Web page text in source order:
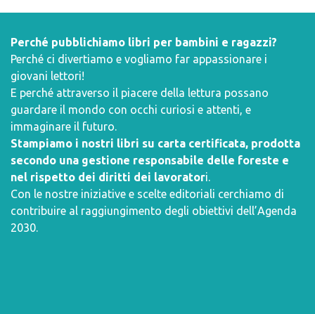
Perché pubblichiamo libri per bambini e ragazzi?
Perché ci divertiamo e vogliamo far appassionare i
giovani lettori!
E perché attraverso il piacere della lettura possano
guardare il mondo con occhi curiosi e attenti, e
immaginare il futuro.
Stampiamo i nostri libri su carta certificata, prodotta
secondo una gestione responsabile delle foreste e
nel rispetto dei diritti dei lavoratori.
Con le nostre iniziative e scelte editoriali cerchiamo di
contribuire al raggiungimento degli obiettivi dell’Agenda
2030.